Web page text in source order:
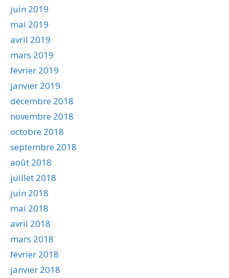
juin 2019
mai 2019
avril 2019
mars 2019
février 2019
janvier 2019
décembre 2018
novembre 2018
octobre 2018
septembre 2018
août 2018
juillet 2018
juin 2018
mai 2018
avril 2018
mars 2018
février 2018
janvier 2018